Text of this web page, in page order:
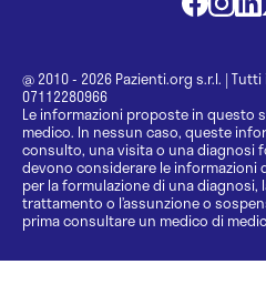
@ 2010 - 2026 Pazienti.org s.r.l. | Tutti
07112280966
Le informazioni proposte in questo
medico. In nessun caso, queste
consulto, una visita o una diagnosi
devono considerare le
per la formulazione di una diagnosi,
trattamento o l’assunzione o
prima consultare un medico di